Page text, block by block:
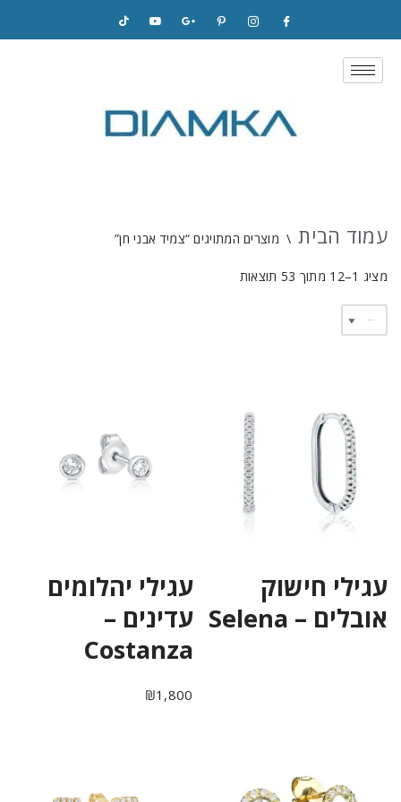
Skip
to
עמוד הבית \ מוצרים המתויגים “צמיד אבני חן”
מציג 1–12 מתוך 53 תוצאות
עגילי חישוק
אובלים – Selena
עגילי יהלומים
עדינים –
Costanza
₪1,800